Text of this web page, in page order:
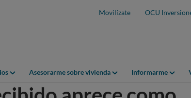
Movilízate OCU
Asesorarme sobre vivienda Informarme